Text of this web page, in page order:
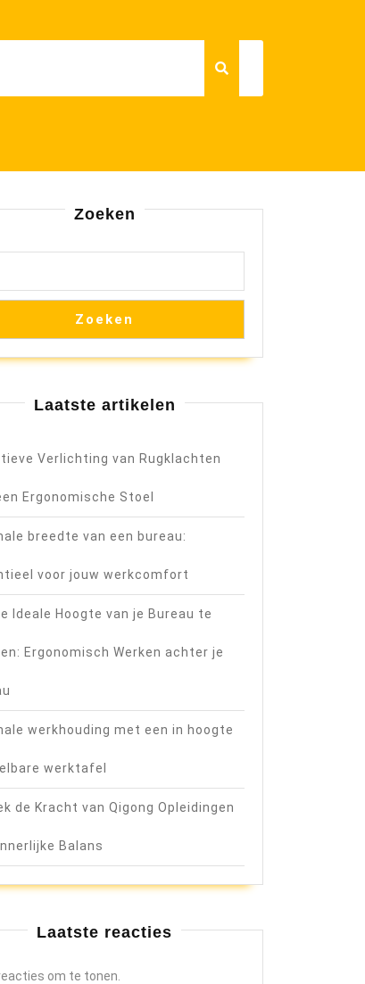
Zoeken
Zoeken
Laatste artikelen
Verlichting van Rugklachten
Ergonomische Stoel
breedte van een bureau:
voor jouw werkcomfort
Ideale Hoogte van je Bureau te
Ergonomisch Werken achter je
werkhouding met een in hoogte
werktafel
de Kracht van Qigong Opleidingen
Balans
Laatste reacties
om te tonen.